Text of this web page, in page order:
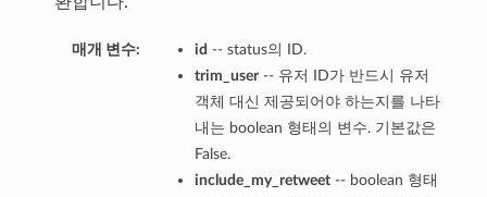
매개 변수: id -- status의 ID.
trim_user-- 유저 ID가 반드시 유저
객체 대신 제공되어야 하는지를 나타
내는 boolean 형태의 변수. 기본값은
False.
include_my_retweet-- boolean 형태